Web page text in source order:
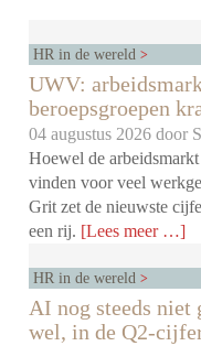
HR in de wereld
UWV:
beroepsgroepen
04 augustus 2026 door
Hoewel de
vinden voor veel
Grit zet de nieuwste
een rij. [Lees meer …]
HR in de wereld
AI nog steeds niet
wel, in de Q2-